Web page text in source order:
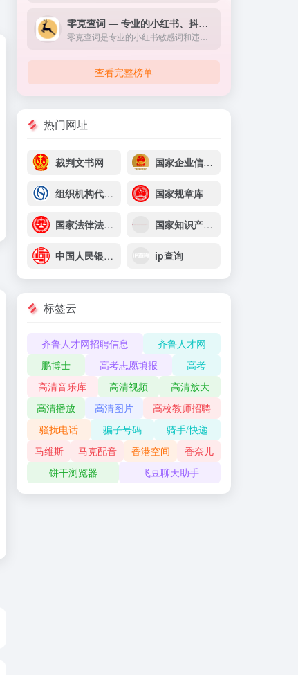
零克查词 — 专业的小红书、抖音、B站、小红书敏感词检测工具
查看完整榜单
热门网址
裁判文书网 国家企业信息信用信息系统
组织机构代码查询 国家规章库
国家法律法规数据库 国家知识产权局商标局
中国人民银行征信中心 ip查询
标签云
齐鲁人才网招聘信息
齐鲁人才网
鹏博士
高考志愿填报
高考
高清音乐库
高清视频
高清放大
高清播放
高清图片
高校教师招聘
骚扰电话
骗子号码
骑手/快递
马维斯
马克配音 香港空间
香奈儿
饼干浏览器
飞豆聊天助手